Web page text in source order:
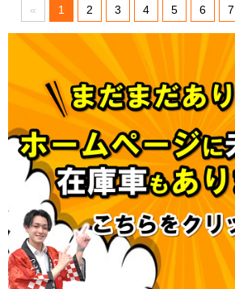
« 1 2 3 4 5 6 7